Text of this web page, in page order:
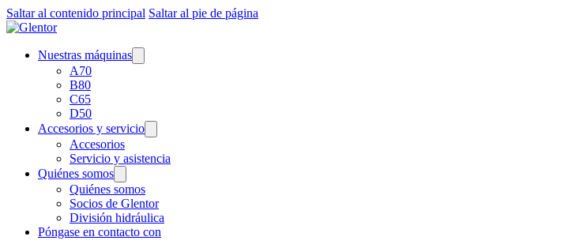
Saltar al contenido principal Saltar al pie de página
Nuestras máquinas
A70
B80
C65
D50
Accesorios y servicio
Accesorios
Servicio y asistencia
Quiénes somos
Quiénes somos
Socios de Glentor
División hidráulica
Póngase en contacto con